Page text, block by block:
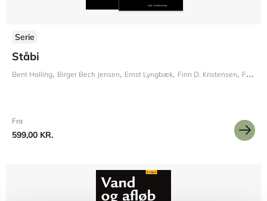
Serie
Ståbi
Bent Halling Birger Bech Jensen Ernst Lyngbæk Finn D. Kristensen Frode Iversen
Fra
599,00 KR.